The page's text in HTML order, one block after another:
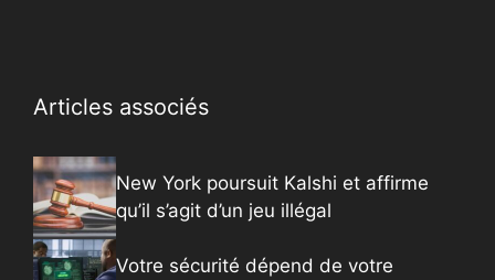
Articles associés
New York poursuit Kalshi et affirme
qu’il s’agit d’un jeu illégal
Votre sécurité dépend de votre